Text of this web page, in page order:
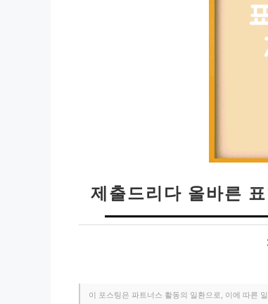
제출드리다 올바른
이 포스팅은 파트너스 활동의 일환으로, 이에 따른